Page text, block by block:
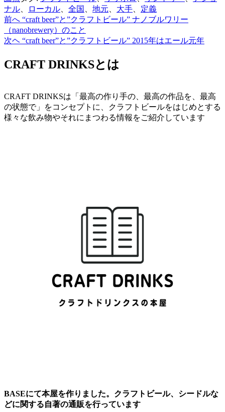
有
ナル
ローカル 全国 地元 大手 定義
投
稿
ビ
ー
シ
前へ “craft beer”と”クラフトビール” ナノブルワリー
（nanobrewery）のこと
次ヘ “craft beer”と”クラフトビール” 2015年はエール元年
CRAFT DRINKSとは
CRAFT DRINKSは「最高の作り手の、最高の作品を、最高
の状態で」をコンセプトに、クラフトビールをはじめとする
様々な飲み物やそれにまつわる情報をご紹介しています
BASEにて本屋を作りました。クラフトビール、シードルな
どに関する自著の通販を行っています